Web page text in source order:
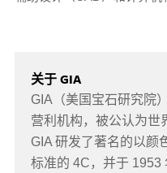
关于 GIA
GIA（美国宝石研究院
营利机构，被公认为世
GIA 研发了著名的以颜
标准的 4C，并于 1953